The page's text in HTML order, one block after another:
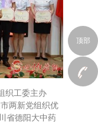
织工委主办
两新党组织优
省德阳大中药
顶部